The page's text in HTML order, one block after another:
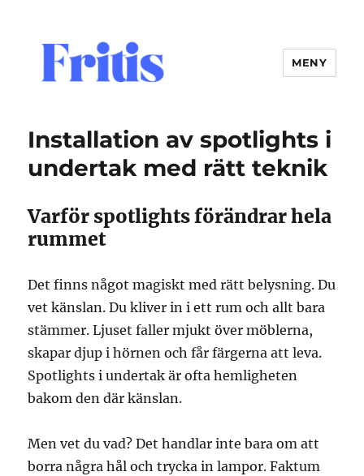
MENY
Installation av spotlights i
undertak med rätt teknik
Varför spotlights förändrar hela
rummet
Det finns något magiskt med rätt belysning. Du
vet känslan. Du kliver in i ett rum och allt bara
stämmer. Ljuset faller mjukt över möblerna,
skapar djup i hörnen och får färgerna att leva.
Spotlights i undertak är ofta hemligheten
bakom den där känslan.
Men vet du vad? Det handlar inte bara om att
borra några hål och trycka in lampor. Faktum